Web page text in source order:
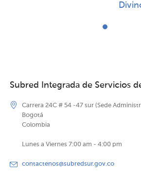
Subred Integrada de Servicios
Carrera 24C # 54 -47 sur (Sede
Bogotá
Colombia
Lunes a Viernes 7:00 am - 4:00 pm
contactenos@subredsur.gov.co